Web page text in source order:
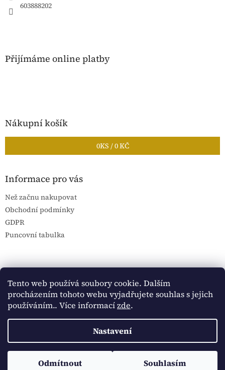
Tento web používá soubory cookie. Dalším
procházením tohoto webu vyjadřujete souhlas s jejich
používáním.. Více informacízde.
Nastavení
Odmítnout Souhlasím
Sledujte Historické dokumenty na Facebooku:
603888202
Přijímáme online platby
Nákupní košík
0KS /0 KČ
Informace pro vás
Než začnu nakupovat
Obchodní podmínky
GDPR
Puncovní tabulka
Copyright 2026Historické dokumenty. Všechna práva